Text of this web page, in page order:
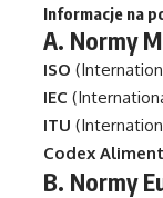
Informacje na
A. Normy
ISO
IEC
ITU
Codex
B. Normy